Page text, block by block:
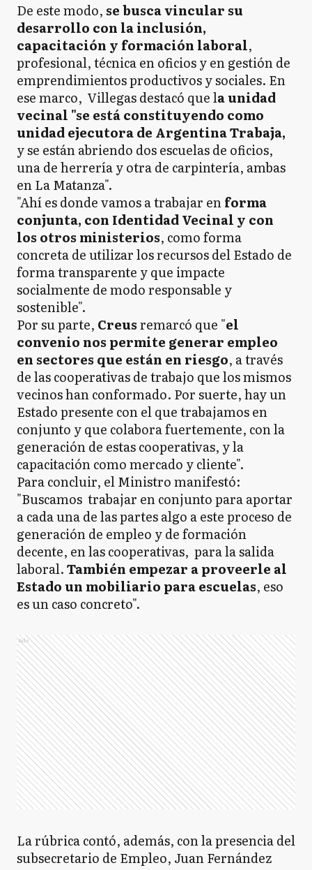
De este modo, se busca vincular su
desarrollo con la inclusión,
capacitación y formación laboral,
profesional, técnica en oficios y en gestión de
emprendimientos productivos y sociales. En
ese marco, Villegas destacó que la unidad
vecinal "se está constituyendo como
unidad ejecutora de Argentina Trabaja,
y se están abriendo dos escuelas de oficios,
una de herrería y otra de carpintería, ambas
en La Matanza".
"Ahí es donde vamos a trabajar enforma
conjunta, con Identidad Vecinal y con
los otros ministerios, como forma
concreta de utilizar los recursos del Estado de
forma transparente y que impacte
socialmente de modo responsable y
sostenible".
Por su parte, Creusremarcó que "el
convenio nos permite generar empleo
en sectores que están en riesgo, a través
de las cooperativas de trabajo que los mismos
vecinos han conformado. Por suerte, hay un
Estado presente con el que trabajamos en
conjunto y que colabora fuertemente, con la
generación de estas cooperativas, y la
capacitación como mercado y cliente".
Para concluir, el Ministro manifestó:
"Buscamos trabajar en conjunto para aportar
a cada una de las partes algo a este proceso de
generación de empleo y de formación
decente, en las cooperativas, para la salida
laboral.También empezar a proveerle al
Estado un mobiliario para escuelas, eso
es un caso concreto".
Ads
La rúbrica contó, además, con la presencia del
subsecretario de Empleo, Juan Fernández